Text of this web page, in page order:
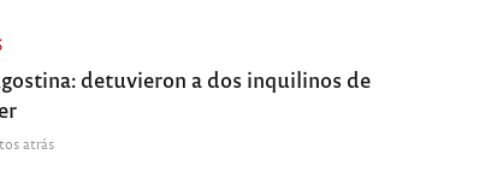
detuvieron a dos inquilinos de
atrás